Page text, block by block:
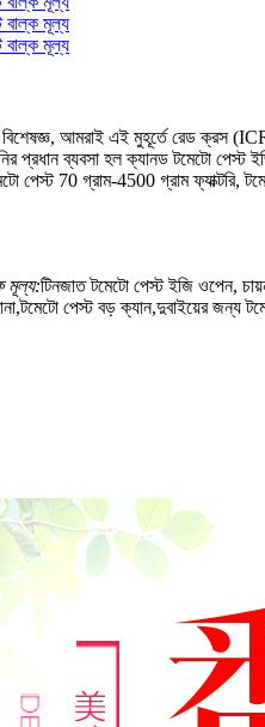
আমরাই এই মুহূর্তে রেড ক্রস
ব্যবসা হল ক্যানড টমেটো পেস্ট
পেস্ট 70 গ্রাম-4500 গ্রাম ফ্যাক্টরি,
মূল্য:টিনজাত টমেটো পেস্ট ইজি ওপেন,
পেস্ট বড় ক্যান,দুবাইয়ের জন্য